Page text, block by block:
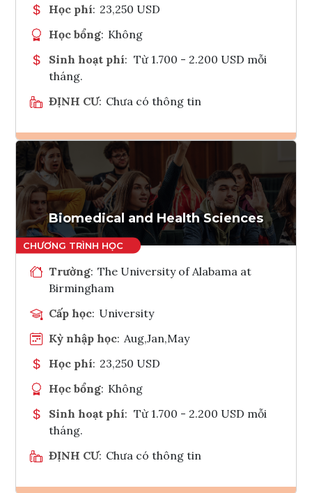
Học phí: 23,250 USD
Học bổng: Không
Sinh hoạt phí: Từ 1.700 - 2.200 USD mỗi
tháng.
ĐỊNH CƯ: Chưa có thông tin
Ghi danh
Tham vấn Interlink
Biomedical and Health Sciences
Trường: The University of Alabama at
Birmingham
Cấp học: University
Kỳ nhập học: Aug,Jan,May
Học phí: 23,250 USD
Học bổng: Không
Sinh hoạt phí: Từ 1.700 - 2.200 USD mỗi
tháng.
ĐỊNH CƯ: Chưa có thông tin